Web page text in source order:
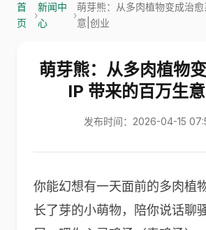
首
页
›
新闻中
心
›
萌芽熊：从多肉植物变成治
意|创业
萌芽熊：从多肉植物
IP 带来的百万生
发布时间：2026-04-15
你能幻想有一天面前的多肉植
长了芽的小萌物，陪你说话聊